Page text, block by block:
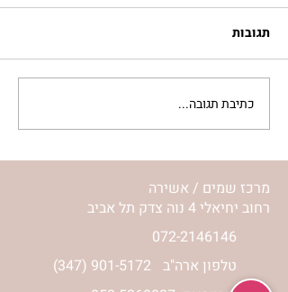
מתגעגעות לבית המפגש,
השיעור לתשעה באב | הר'
ימימה מזרחי
תגובות
כתיבת תגובה...
מרכז שמים / אשירה
רחוב יחיאלי 4 נוה צדק תל אביב
072-2146146
(347) 901-5172 טלפון ארה"ב